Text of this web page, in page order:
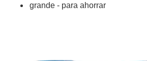
grande - para ahorrar